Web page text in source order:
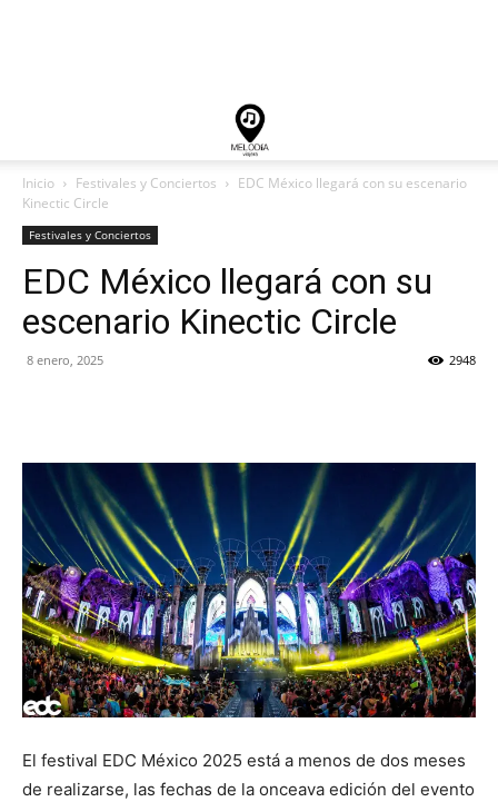
Inicio Festivales y Conciertos
EDC México llegará con su escenario
Kinectic Circle
Festivales y Conciertos
EDC México llegará con su
escenario Kinectic Circle
8 enero, 2025 2948
El festival EDC México 2025 está a menos de dos meses
de realizarse, las fechas de la onceava edición del evento